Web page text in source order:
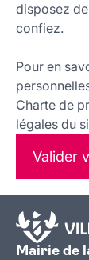
disposez
confiez.
Pour en
Charte de
légales du
Valider
Mairie de